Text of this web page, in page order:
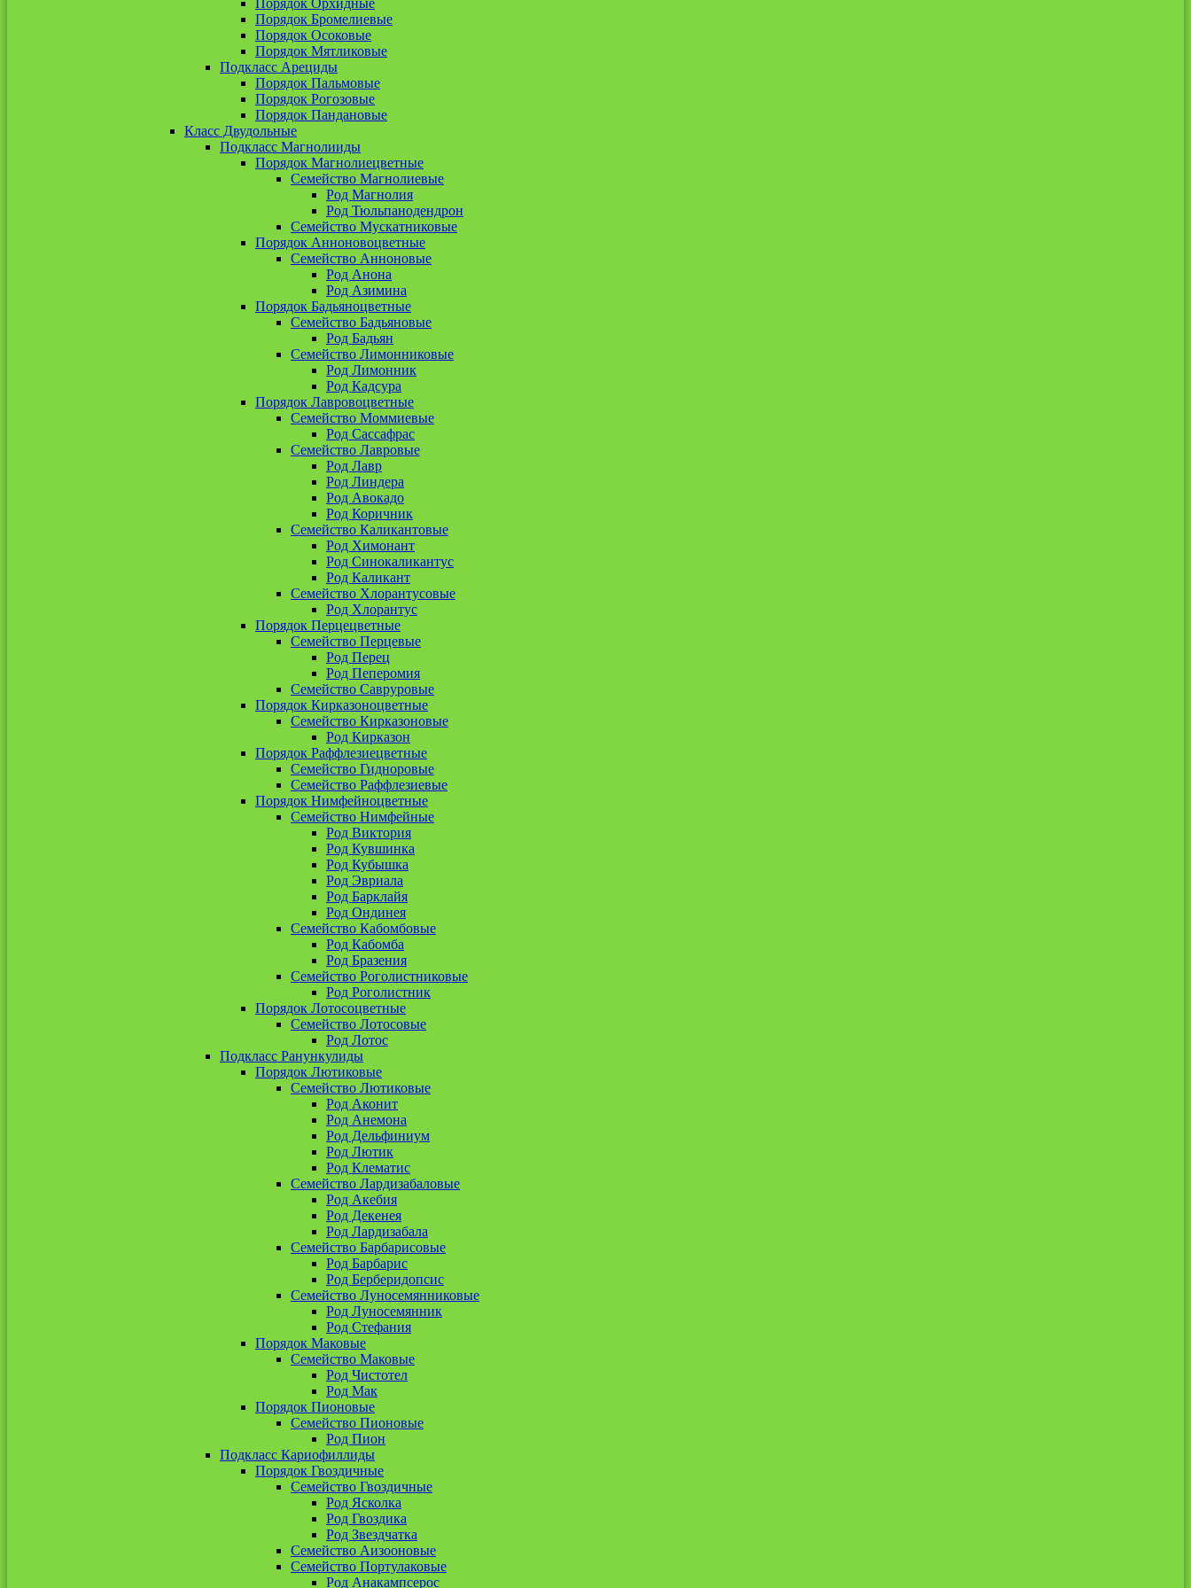
Порядок Орхидные
Порядок Бромелиевые
Порядок Осоковые
Порядок Мятликовые
Подкласс Арециды
Порядок Пальмовые
Порядок Рогозовые
Порядок Пандановые
Класс Двудольные
Подкласс Магнолииды
Порядок Магнолиецветные
Семейство Магнолиевые
Род Магнолия
Род Тюльпанодендрон
Семейство Мускатниковые
Порядок Анноновоцветные
Семейство Анноновые
Род Анона
Род Азимина
Порядок Бадьяноцветные
Семейство Бадьяновые
Род Бадьян
Семейство Лимонниковые
Род Лимонник
Род Кадсура
Порядок Лавровоцветные
Семейство Моммиевые
Род Сассафрас
Семейство Лавровые
Род Лавр
Род Линдера
Род Авокадо
Род Коричник
Семейство Каликантовые
Род Химонант
Род Синокаликантус
Род Каликант
Семейство Хлорантусовые
Род Хлорантус
Порядок Перцецветные
Семейство Перцевые
Род Перец
Род Пеперомия
Семейство Савруровые
Порядок Кирказоноцветные
Семейство Кирказоновые
Род Кирказон
Порядок Раффлезиецветные
Семейство Гидноровые
Семейство Раффлезиевые
Порядок Нимфейноцветные
Семейство Нимфейные
Род Виктория
Род Кувшинка
Род Кубышка
Род Эвриала
Род Барклайя
Род Ондинея
Семейство Кабомбовые
Род Кабомба
Род Бразения
Семейство Роголистниковые
Род Роголистник
Порядок Лотосоцветные
Семейство Лотосовые
Род Лотос
Подкласс Ранункулиды
Порядок Лютиковые
Семейство Лютиковые
Род Аконит
Род Анемона
Род Дельфиниум
Род Лютик
Род Клематис
Семейство Лардизабаловые
Род Акебия
Род Декенея
Род Лардизабала
Семейство Барбарисовые
Род Барбарис
Род Берберидопсис
Семейство Луносемянниковые
Род Луносемянник
Род Стефания
Порядок Маковые
Семейство Маковые
Род Чистотел
Род Мак
Порядок Пионовые
Семейство Пионовые
Род Пион
Подкласс Кариофиллиды
Порядок Гвоздичные
Семейство Гвоздичные
Род Ясколка
Род Гвоздика
Род Звездчатка
Семейство Аизооновые
Семейство Портулаковые
Род Анакампсерос